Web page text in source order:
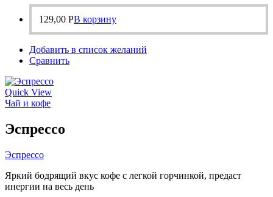
129,00 РВ корзину
Добавить в список желаний
Сравнить
Quick View
Чай и кофе
Эспрессо
Эспрессо
Яркий бодрящий вкус кофе с легкой горчинкой, предаст
инергии на весь день